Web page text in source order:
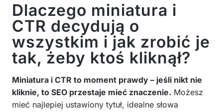
Dlaczego miniatura i
CTR decydują o
wszystkim i jak zrobić je
tak, żeby ktoś kliknął?
Miniatura i CTR to moment prawdy – jeśli nikt nie
kliknie, to SEO przestaje mieć znaczenie. Możesz
mieć najlepiej ustawiony tytuł, idealne słowa